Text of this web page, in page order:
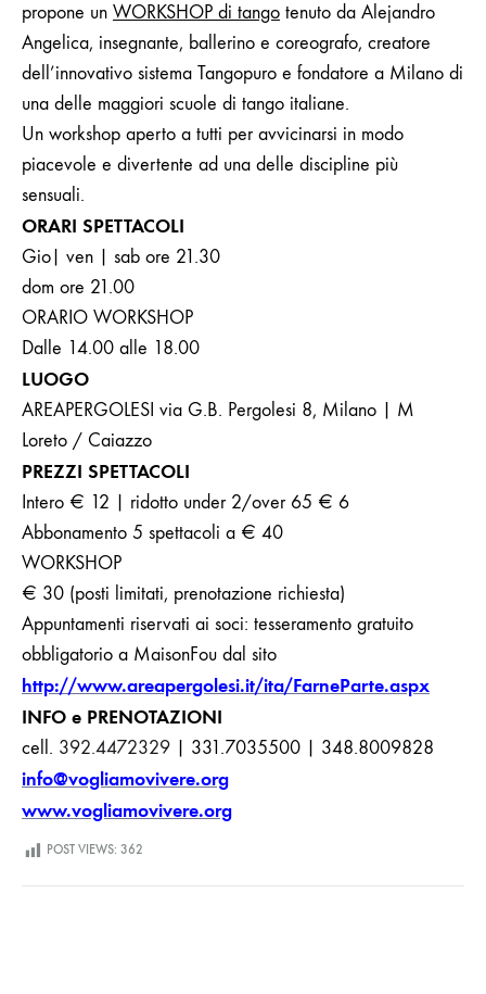
propone un WORKSHOP di tango tenuto da Alejandro
Angelica, insegnante, ballerino e coreografo, creatore
dell’innovativo sistema Tangopuro e fondatore a Milano di
una delle maggiori scuole di tango italiane.
Un workshop aperto a tutti per avvicinarsi in modo
piacevole e divertente ad una delle discipline più
sensuali.
ORARI SPETTACOLI
Gio| ven | sab ore 21.30
dom ore 21.00
ORARIO WORKSHOP
Dalle 14.00 alle 18.00
LUOGO
AREAPERGOLESI via G.B. Pergolesi 8, Milano | M
Loreto / Caiazzo
PREZZI SPETTACOLI
Intero € 12 | ridotto under 2/over 65 € 6
Abbonamento 5 spettacoli a € 40
WORKSHOP
€ 30 (posti limitati, prenotazione richiesta)
Appuntamenti riservati ai soci: tesseramento gratuito
obbligatorio a MaisonFou dal sito
http://www.areapergolesi.it/ita/FarneParte.aspx
INFO e PRENOTAZIONI
cell. 392.4472329 | 331.7035500 | 348.8009828
info@vogliamovivere.org
www.vogliamovivere.org
POST VIEWS: 362